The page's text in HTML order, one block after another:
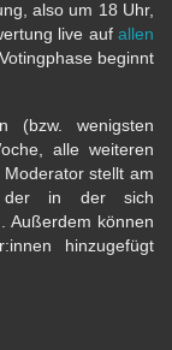
also um 18 Uhr,
live auf allen
beginnt
(bzw. wenigsten
alle weiteren
stellt am
der in der sich
Außerdem können
hinzugefügt